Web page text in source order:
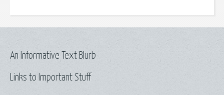
Links to Important Stuff
An Informative Text Blurb